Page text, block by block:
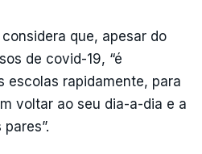
que, apesar do
de covid-19, “é
escolas rapidamente, para
voltar ao seu dia-a-dia e a